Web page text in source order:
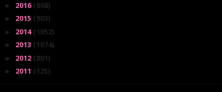
► 2016 (868)
► 2015 (903)
► 2014 (1052)
► 2013 (1074)
► 2012 (801)
► 2011 (125)